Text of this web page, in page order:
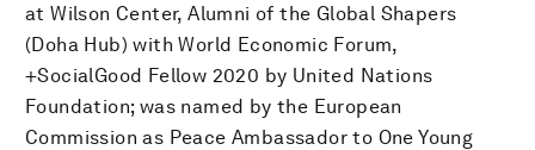
at Wilson Center, Alumni of the Global Shapers
(Doha Hub) with World Economic Forum,
+SocialGood Fellow 2020 by United Nations
Foundation; was named by the European
Commission as Peace Ambassador to One Young